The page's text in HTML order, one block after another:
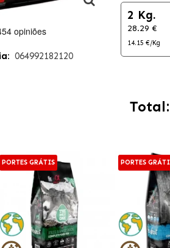
064992182120
2 Kg.
28.29 €
14.15 €/Kg
Total:
PORTES GRÁTIS PORTES